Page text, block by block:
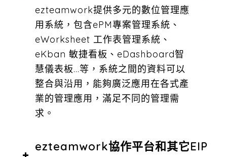
ezteamwork提供多元的數位管理應
用系統，包含ePM專案管理系統、
eWorksheet 工作表管理系統、
eKban 敏捷看板、eDashboard智
慧儀表板…等，系統之間的資料可以
整合與沿用，能夠廣泛應用在各式產
業的管理應用，滿足不同的管理需
求。
ezteamwork協作平台和其它EIP